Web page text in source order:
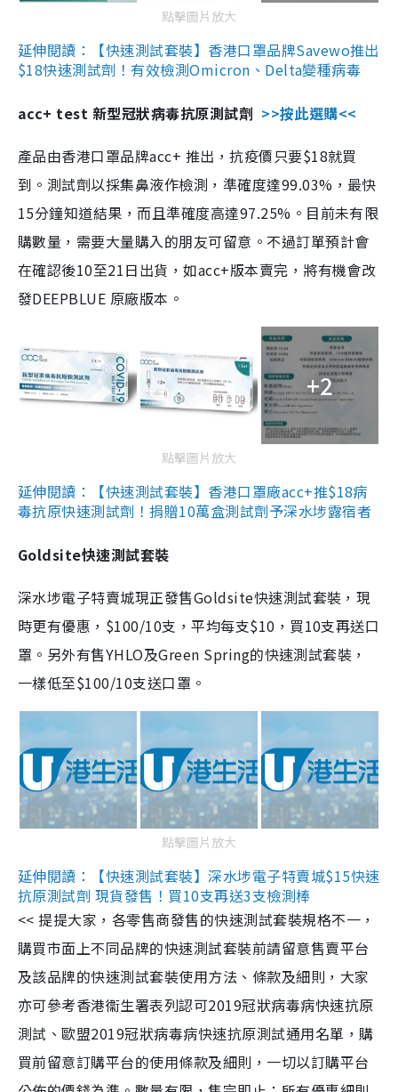
點擊圖片放大
延伸閱讀：【快速測試套裝】香港口罩品牌Savewo推出
$18快速測試劑！有效檢測Omicron、Delta變種病毒
acc+ test 新型冠狀病毒抗原測試劑 >>按此選購<<
產品由香港口罩品牌acc+ 推出，抗疫價只要$18就買
到。測試劑以採集鼻液作檢測，準確度達99.03%，最快
15分鐘知道結果，而且準確度高達97.25%。目前未有限
購數量，需要大量購入的朋友可留意。不過訂單預計會
在確認後10至21日出貨，如acc+版本賣完，將有機會改
發DEEPBLUE 原廠版本。
+2
點擊圖片放大
延伸閱讀：【快速測試套裝】香港口罩廠acc+推$18病
毒抗原快速測試劑！捐贈10萬盒測試劑予深水埗露宿者
Goldsite快速測試套裝
深水埗電子特賣城現正發售Goldsite快速測試套裝，現
時更有優惠，$100/10支，平均每支$10，買10支再送口
罩。另外有售YHLO及Green Spring的快速測試套裝，
一樣低至$100/10支送口罩。
點擊圖片放大
延伸閱讀：【快速測試套裝】深水埗電子特賣城$15快速
抗原測試劑 現貨發售！買10支再送3支檢測棒
<< 提提大家，各零售商發售的快速測試套裝規格不一，
購買市面上不同品牌的快速測試套裝前請留意售賣平台
及該品牌的快速測試套裝使用方法、條款及細則，大家
亦可參考香港衞生署表列認可2019冠狀病毒病快速抗原
測試、歐盟2019冠狀病毒病快速抗原測試通用名單，購
買前留意訂購平台的使用條款及細則，一切以訂購平台